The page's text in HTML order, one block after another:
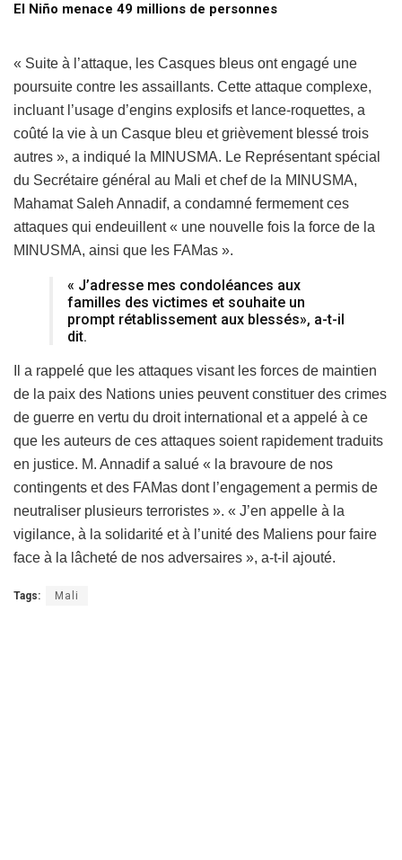
El Niño menace 49 millions de personnes
« Suite à l’attaque, les Casques bleus ont engagé une
poursuite contre les assaillants. Cette attaque complexe,
incluant l’usage d’engins explosifs et lance-roquettes, a
coûté la vie à un Casque bleu et grièvement blessé trois
autres », a indiqué la MINUSMA. Le Représentant spécial
du Secrétaire général au Mali et chef de la MINUSMA,
Mahamat Saleh Annadif, a condamné fermement ces
attaques qui endeuillent « une nouvelle fois la force de la
MINUSMA, ainsi que les FAMas ».
« J’adresse mes condoléances aux
familles des victimes et souhaite un
prompt rétablissement aux blessés», a-t-il
dit.
Il a rappelé que les attaques visant les forces de maintien
de la paix des Nations unies peuvent constituer des crimes
de guerre en vertu du droit international et a appelé à ce
que les auteurs de ces attaques soient rapidement traduits
en justice. M. Annadif a salué « la bravoure de nos
contingents et des FAMas dont l’engagement a permis de
neutraliser plusieurs terroristes ». « J’en appelle à la
vigilance, à la solidarité et à l’unité des Maliens pour faire
face à la lâcheté de nos adversaires », a-t-il ajouté.
Tags: Mali